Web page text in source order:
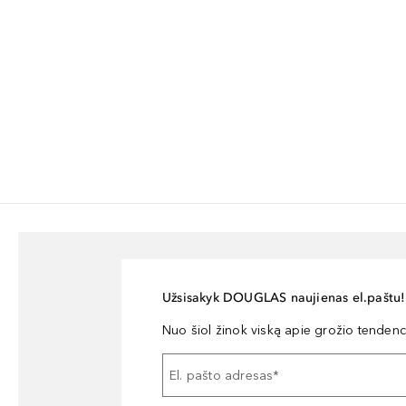
Užsisakyk DOUGLAS naujienas el.paštu!
Nuo šiol žinok viską apie grožio
El. pašto adresas*